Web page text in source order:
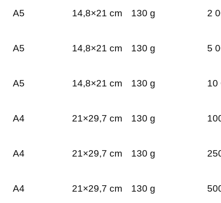
A5 14,8×21 cm 130 g 2
A5 14,8×21 cm 130 g 5
A5 14,8×21 cm 130 g 10
A4 21×29,7 cm 130 g
A4 21×29,7 cm 130 g
A4 21×29,7 cm 130 g